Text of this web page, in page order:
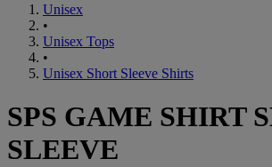
Unisex
•
Unisex Tops
•
Unisex Short Sleeve Shirts
SPS GAME SHIRT
SLEEVE